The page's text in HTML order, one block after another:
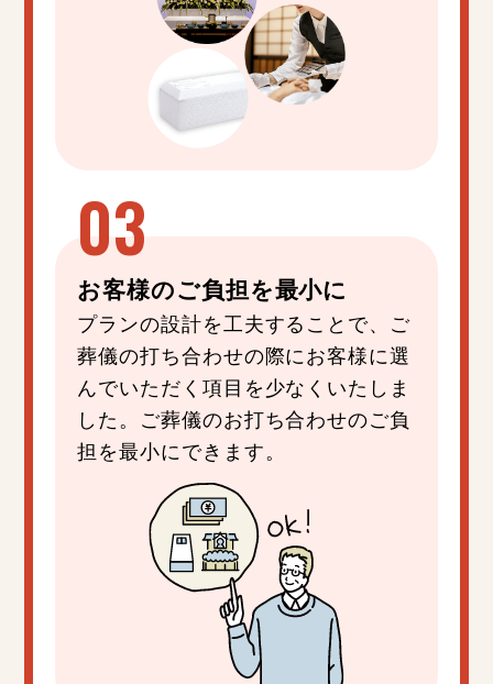
お客様のご負担を最小に
プランの設計を工夫することで、ご
葬儀の打ち合わせの際にお客様に選
んでいただく項目を少なくいたしま
した。ご葬儀のお打ち合わせのご負
担を最小にできます。